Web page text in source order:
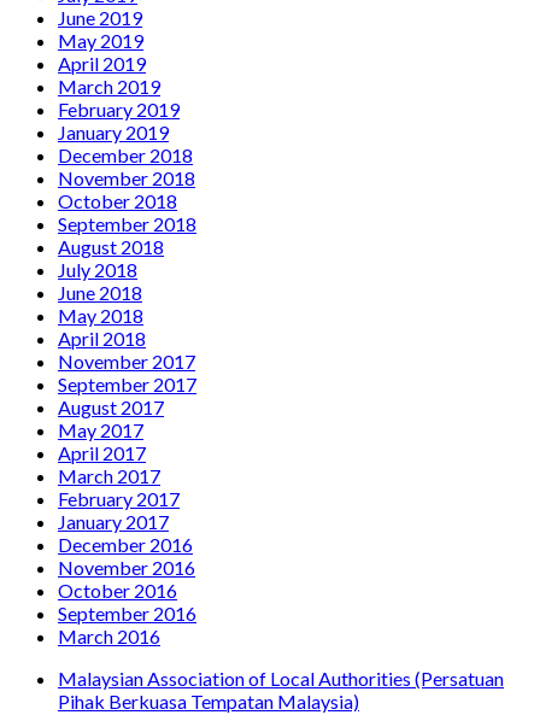
June 2019
May 2019
April 2019
March 2019
February 2019
January 2019
December 2018
November 2018
October 2018
September 2018
August 2018
July 2018
June 2018
May 2018
April 2018
November 2017
September 2017
August 2017
May 2017
April 2017
March 2017
February 2017
January 2017
December 2016
November 2016
October 2016
September 2016
March 2016
Malaysian Association of Local Authorities (Persatuan
Pihak Berkuasa Tempatan Malaysia)